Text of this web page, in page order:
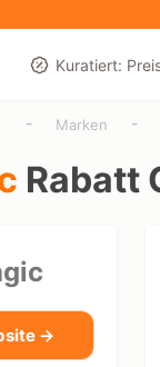
Kuratiert:
- Marken -
Rabatt
→